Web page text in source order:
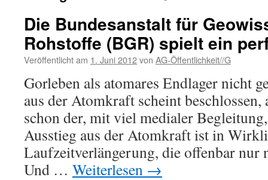
Die Bundesanstalt für
Rohstoffe (BGR) spielt ein
Veröffentlicht am 1. Juni 2012von AG-Öffentlichkeit//G
Gorleben als atomares Endlager nicht
aus der Atomkraft scheint
schon der, mit viel medialer
Ausstieg aus der Atomkraft ist in
Laufzeitverlängerung, die offenbar nur
Und … Weiterlesen →